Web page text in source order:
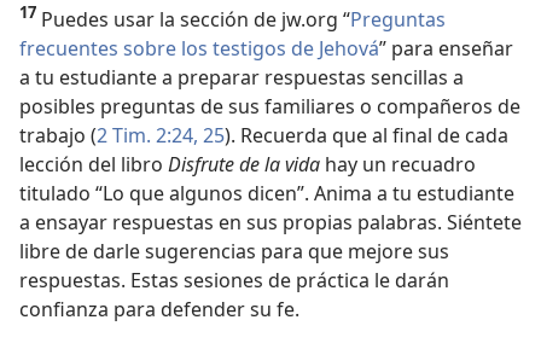
17 Puedes usar la sección de jw.org “Preguntas
frecuentes sobre los testigos de Jehová” para enseñar
a tu estudiante a preparar respuestas sencillas a
posibles preguntas de sus familiares o compañeros de
trabajo (2 Tim. 2:24, 25). Recuerda que al final de cada
lección del libro Disfrute de la vida hay un recuadro
titulado “Lo que algunos dicen”. Anima a tu estudiante
a ensayar respuestas en sus propias palabras. Siéntete
libre de darle sugerencias para que mejore sus
respuestas. Estas sesiones de práctica le darán
confianza para defender su fe.